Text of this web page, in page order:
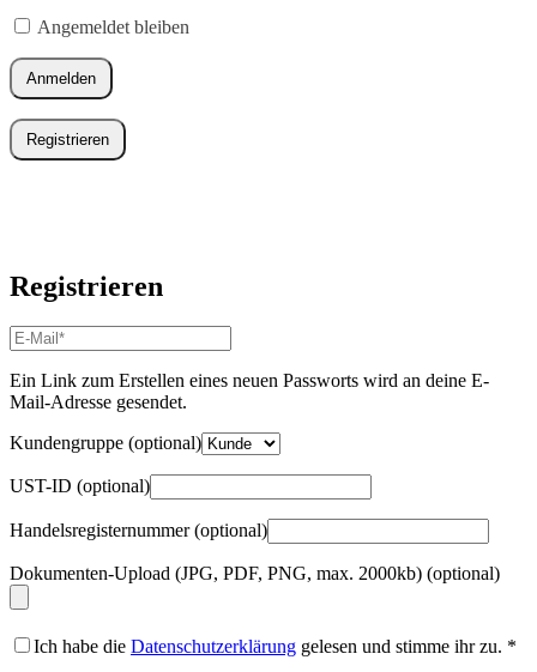
Angemeldet bleiben
Anmelden
Registrieren
Registrieren
E-
Mail-
Adresse*
Erforderlich
Ein Link zum Erstellen eines neuen Passworts wird an deine E-
Mail-Adresse gesendet.
Kundengruppe (optional)
UST-ID (optional)
Handelsregisternummer(optional)
Dokumenten-Upload (JPG, PDF, PNG, max. 2000kb) (optional)
Ich habe die Datenschutzerklärung gelesen und stimme ihr zu. *